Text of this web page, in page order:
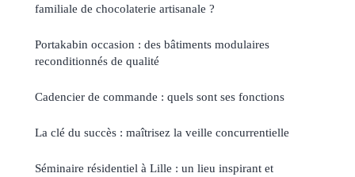
familiale de chocolaterie artisanale ?
Portakabin occasion : des bâtiments modulaires
reconditionnés de qualité
Cadencier de commande : quels sont ses fonctions
La clé du succès : maîtrisez la veille concurrentielle
Séminaire résidentiel à Lille : un lieu inspirant et